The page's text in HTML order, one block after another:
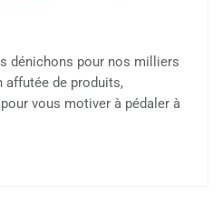
dénichons pour nos milliers
affutée de produits,
vous motiver à pédaler à